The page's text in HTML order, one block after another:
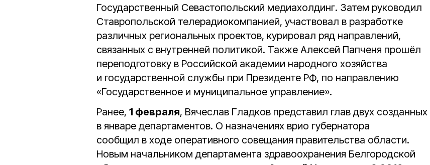
Государственный Севастопольский медиахолдинг. Затем руководил
Ставропольской телерадиокомпанией, участвовал в разработке
различных региональных проектов, курировал ряд направлений,
связанных с внутренней политикой. Также Алексей Папченя прошёл
переподготовку в Российской академии народного хозяйства
и государственной службы при Президенте РФ, по направлению
«Государственное и муниципальное управление».
Ранее, 1 февраля, Вячеслав Гладков представил глав двух созданных
в январе департаментов. О назначениях врио губернатора
сообщил в ходе оперативного совещания правительства области.
Новым начальником департамента здравоохранения Белгородской